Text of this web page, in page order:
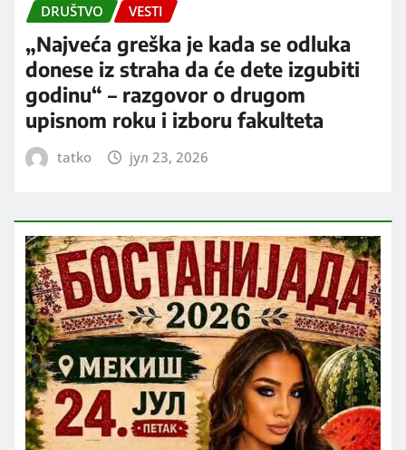
DRUŠTVO VESTI
„Najveća greška je kada se odluka
donese iz straha da će dete izgubiti
godinu“ – razgovor o drugom
upisnom roku i izboru fakulteta
tatko јул 23, 2026